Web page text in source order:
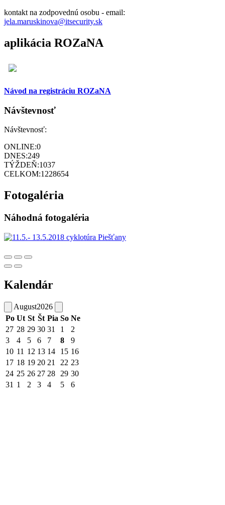
kontakt na zodpovednú osobu - email:
jela.maruskinova@itsecurity.sk
aplikácia ROZaNA
Návod na registráciu ROZaNA
Návštevnosť
Návštevnosť:
ONLINE:0
DNES:249
TÝŽDEŇ:1037
CELKOM:1228654
Fotogaléria
Náhodná fotogaléria
Kalendár
August2026
Po Ut St Št Pia So Ne
27 28 29 30 31 1
2
3
4 5 6 7 8
9
10 11 12 13 14 15 16
17 18 19 20 21 22 23
24 25 26 27 28 29 30
31 1 2 3 4 5 6